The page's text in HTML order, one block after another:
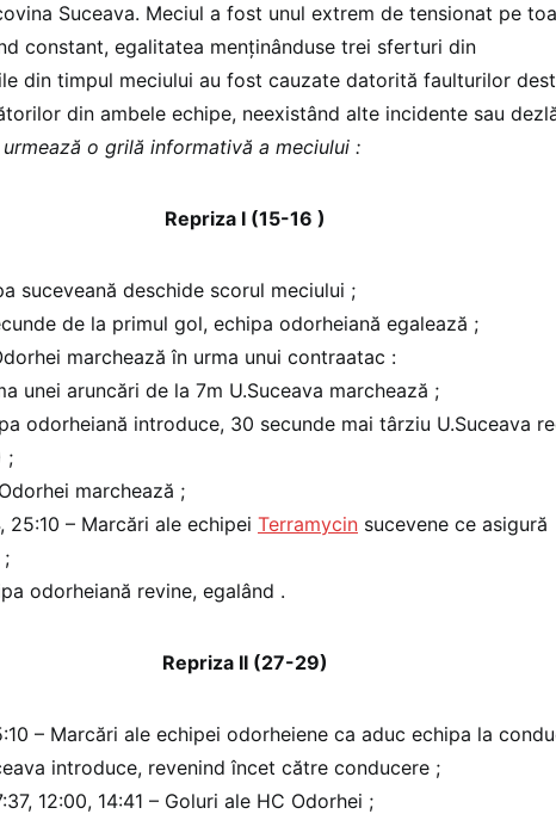
Suceava. Meciul a fost unul extrem de tensionat pe
constant, egalitatea menţinânduse trei sferturi din
din timpul meciului au fost cauzate datorită faulturilor
din ambele echipe, neexistând alte incidente sau
o grilă informativă a meciului :
Repriza I (15-16 )
suceveană deschide scorul meciului ;
de la primul gol, echipa odorheiană egalează ;
marchează în urma unui contraatac :
unei aruncări de la 7m U.Suceava marchează ;
odorheiană introduce, 30 secunde mai târziu U.Suceava
;
marchează ;
25:10 – Marcări ale echipei Terramycin sucevene ce asigură
;
odorheiană revine, egalând .
Repriza II (27-29)
– Marcări ale echipei odorheiene ca aduc echipa la
introduce, revenind încet către conducere ;
12:00, 14:41 – Goluri ale HC Odorhei ;